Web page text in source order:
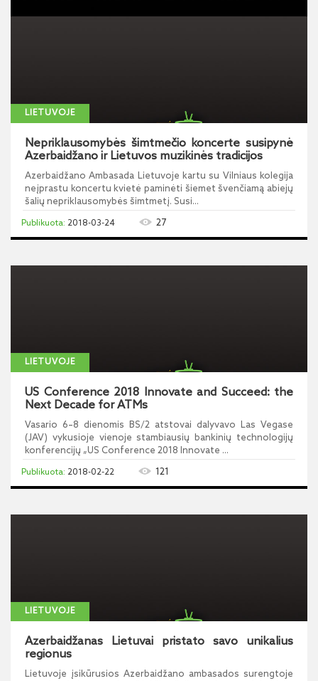
LIETUVOJE
Nepriklausomybės šimtmečio koncerte susipynė
Azerbaidžano ir Lietuvos muzikinės tradicijos
Azerbaidžano Ambasada Lietuvoje kartu su Vilniaus kolegija
neįprastu koncertu kvietė paminėti šiemet švenčiamą abiejų
šalių nepriklausomybės šimtmetį. Susi...
2018-03-24 27
LIETUVOJE
US Conference 2018 Innovate and Succeed: the
Next Decade for ATMs
Vasario 6–8 dienomis BS/2 atstovai dalyvavo Las Vegase
(JAV) vykusioje vienoje stambiausių bankinių technologijų
konferencijų „US Conference 2018 Innovate ...
2018-02-22 121
LIETUVOJE
Azerbaidžanas Lietuvai pristato savo unikalius
regionus
Lietuvoje įsikūrusios Azerbaidžano ambasados surengtoje